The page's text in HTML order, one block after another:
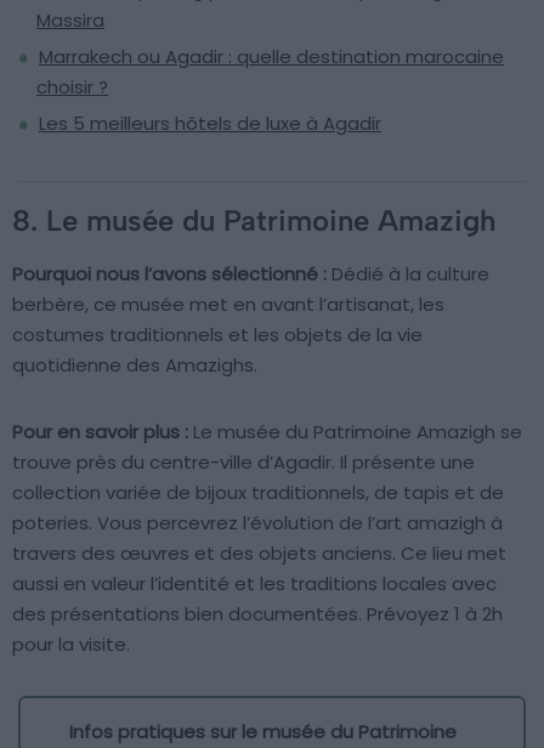
Massira
Marrakech ou Agadir : quelle destination marocaine
choisir ?
Les 5 meilleurs hôtels de luxe à Agadir
8. Le musée du Patrimoine Amazigh
Pourquoi nous l’avons sélectionné : Dédié à la culture
berbère, ce musée met en avant l’artisanat, les
costumes traditionnels et les objets de la vie
quotidienne des Amazighs.
Pour en savoir plus : Le musée du Patrimoine Amazigh se
trouve près du centre-ville d’Agadir. Il présente une
collection variée de bijoux traditionnels, de tapis et de
poteries. Vous percevrez l’évolution de l’art amazigh à
travers des œuvres et des objets anciens. Ce lieu met
aussi en valeur l’identité et les traditions locales avec
des présentations bien documentées. Prévoyez 1 à 2h
pour la visite.
Infos pratiques sur le musée du Patrimoine